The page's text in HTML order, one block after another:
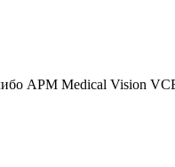
АРМ Medical Vision